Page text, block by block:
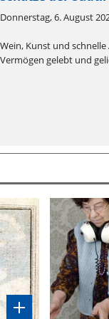
Donnerstag, 6. August
Wein, Kunst und
Vermögen gelebt und